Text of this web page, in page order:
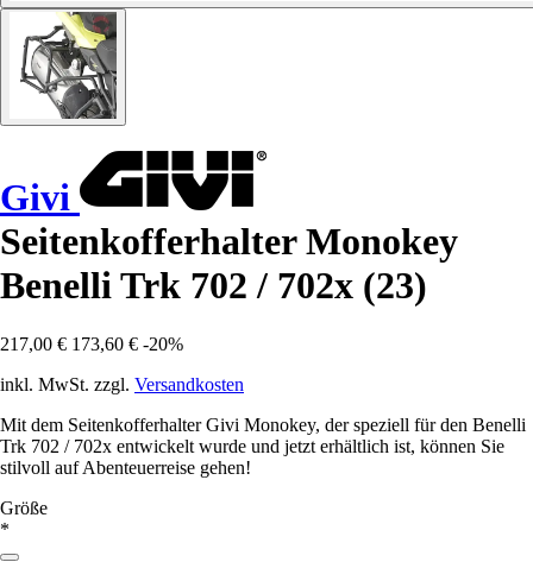
Givi
Seitenkofferhalter Monokey
Benelli Trk 702 / 702x (23)
217,00 € 173,60 € -20%
inkl. MwSt. zzgl. Versandkosten
Mit dem Seitenkofferhalter Givi Monokey, der speziell für den Benelli
Trk 702 / 702x entwickelt wurde und jetzt erhältlich ist, können Sie
stilvoll auf Abenteuerreise gehen!
Größe
*